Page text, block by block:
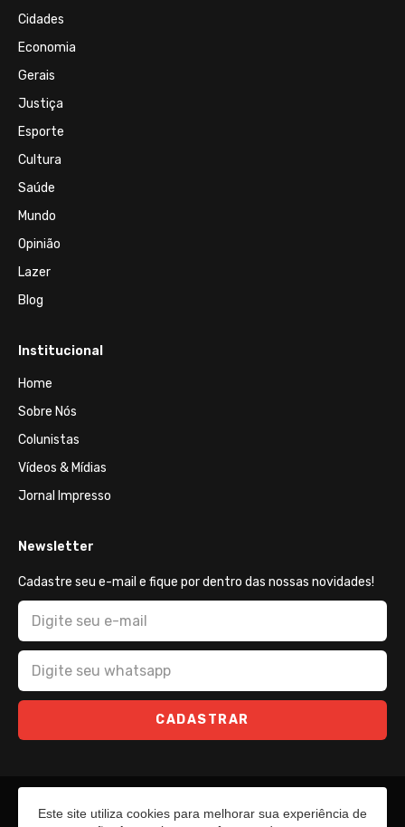
Cidades
Economia
Gerais
Justiça
Esporte
Cultura
Saúde
Mundo
Opinião
Lazer
Blog
Institucional
Home
Sobre Nós
Colunistas
Vídeos & Mídias
Jornal Impresso
Newsletter
Cadastre seu e-mail e fique por dentro das nossas novidades!
CADASTRAR
Este site utiliza cookies para melhorar sua experiência de